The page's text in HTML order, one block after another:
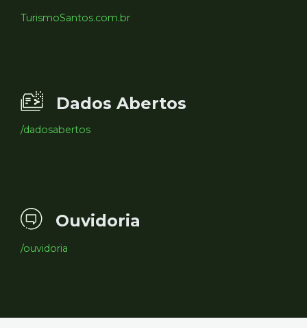
TurismoSantos.com.br
Dados Abertos
/dadosabertos
Ouvidoria
/ouvidoria